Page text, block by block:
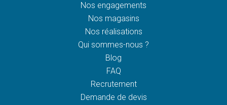
Nos engagements
Nos magasins
Nos réalisations
Qui sommes-nous ?
Blog
FAQ
Recrutement
Demande de devis